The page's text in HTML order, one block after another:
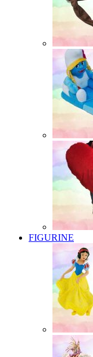
FIGURINE